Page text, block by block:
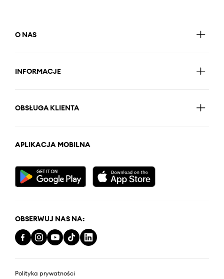
O NAS
INFORMACJE
OBSŁUGA KLIENTA
APLIKACJA MOBILNA
OBSERWUJ NAS NA:
Polityka prywatności